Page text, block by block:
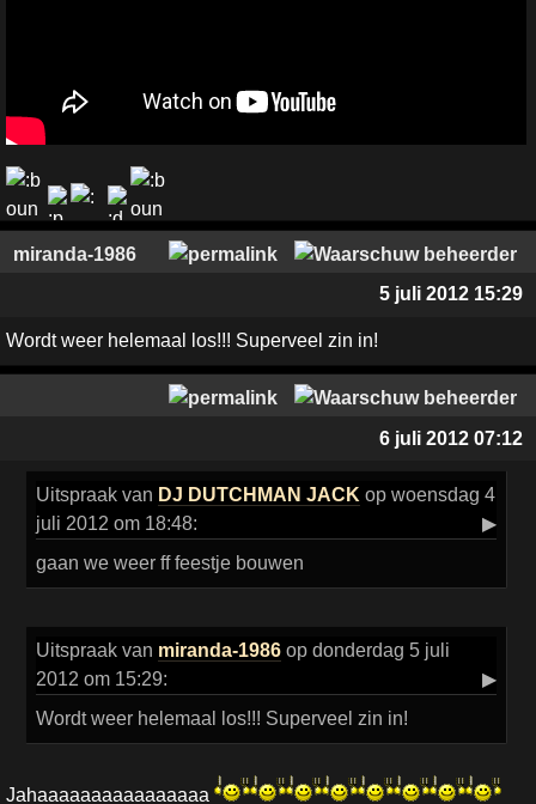
miranda-1986
5 juli 2012 15:29
Wordt weer helemaal los!!! Superveel zin in!
6 juli 2012 07:12
Uitspraakvan DJ DUTCHMAN JACK op woensdag 4
juli 2012 om 18:48:
▶
gaan we weer ff feestje bouwen
Uitspraakvan miranda-1986op donderdag 5 juli
2012 om 15:29:
▶
Wordt weer helemaal los!!! Superveel zin in!
Jahaaaaaaaaaaaaaaaa